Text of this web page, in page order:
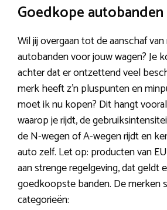
Goedkope
Wil jij overgaan tot de aanschaf
autobanden voor jouw wagen? Je
achter dat er ontzettend veel
merk heeft z’n pluspunten en
moet ik nu kopen? Dit hangt
waarop je rijdt, de
de N-wegen of A-wegen rijdt en
auto zelf. Let op: producten van
aan strenge regelgeving, dat geldt
goedkoopste banden. De merken
categorieën: